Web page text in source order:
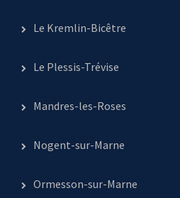
Le Kremlin-Bicêtre
Le Plessis-Trévise
Mandres-les-Roses
Nogent-sur-Marne
Ormesson-sur-Marne